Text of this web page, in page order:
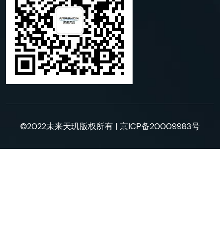
©2022未来天玑版权所有 | 京ICP备20009983号